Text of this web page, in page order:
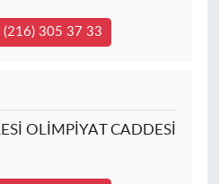
(216) 305 37 33
OLİMPİYAT CADDESİ